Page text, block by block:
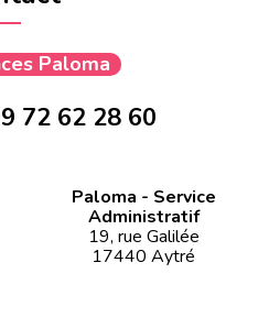
Paloma
72 62 28 60
Paloma - Service
Administratif
19, rue Galilée
17440 Aytré